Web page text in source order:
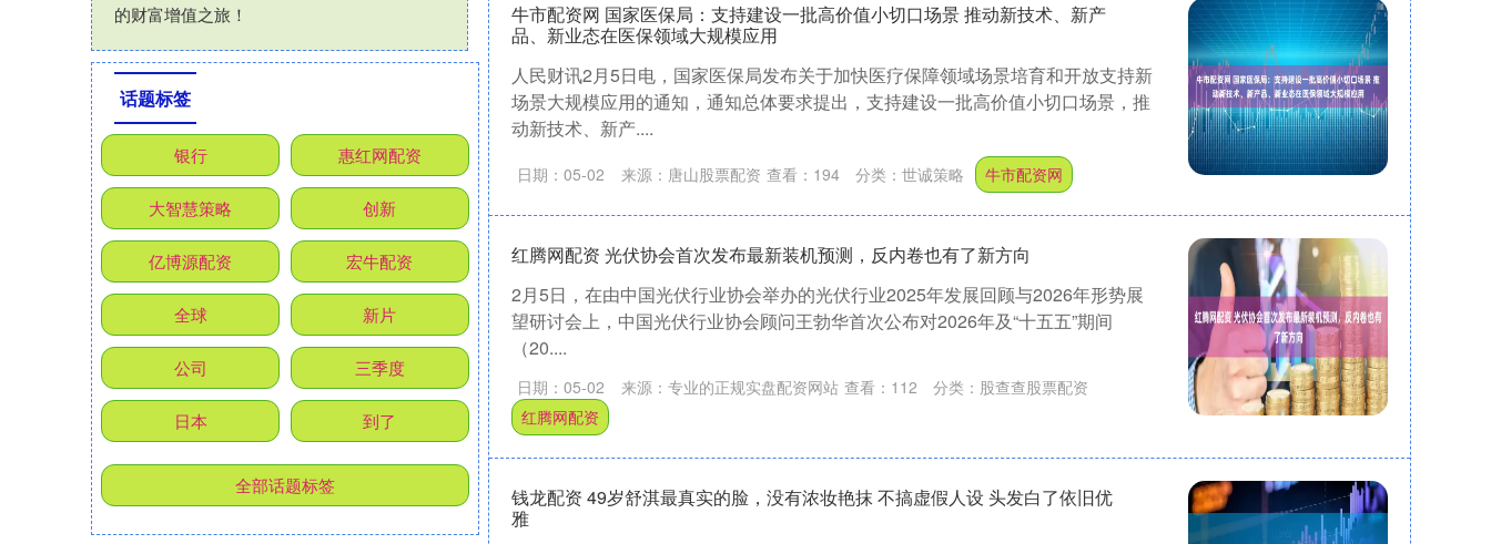
牛市配资网 国家医保局：支持建设一批高价值小切口场景 推动新技术、新产
品、新业态在医保领域大规模应用
人民财讯2月5日电，国家医保局发布关于加快医疗保障领域场景培育和开放支持新
场景大规模应用的通知，通知总体要求提出，支持建设一批高价值小切口场景，推
动新技术、新产....
日期：05-02 来源：唐山股票配资 查看： 194 分类： 世诚策略 牛市配资网
红腾网配资 光伏协会首次发布最新装机预测，反内卷也有了新方向
2月5日，在由中国光伏行业协会举办的光伏行业2025年发展回顾与2026年形势展
望研讨会上，中国光伏行业协会顾问王勃华首次公布对2026年及“十五五”期间
（20....
日期：05-02 来源：专业的正规实盘配资网站 查看： 112 分类： 股查查股票配资
红腾网配资
钱龙配资 49岁舒淇最真实的脸，没有浓妆艳抹 不搞虚假人设 头发白了依旧优
雅
的财富增值之旅！
话题标签
银行 惠红网配资
大智慧策略 创新
亿博源配资 宏牛配资
全球 新片
公司 三季度
日本 到了
全部话题标签